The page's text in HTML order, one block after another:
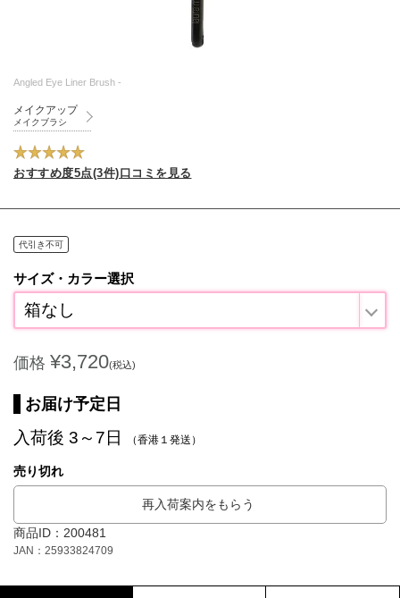
Angled Eye Liner Brush -
メイクアップ
メイクブラシ
おすすめ度5点(3件)口コミを見る
代引き不可
サイズ・カラー選択
箱なし
価格 ¥3,720(税込)
お届け予定日
入荷後 3～7日 （香港１発送）
売り切れ
再入荷案内をもらう
商品ID：200481
JAN：25933824709